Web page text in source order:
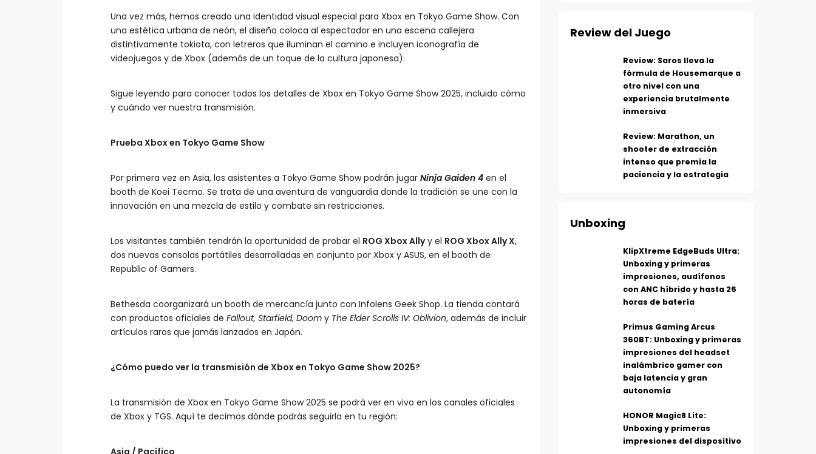
Una vez más, hemos creado una identidad visual especial para Xbox en Tokyo Game Show. Con
una estética urbana de neón, el diseño coloca al espectador en una escena callejera
distintivamente tokiota, con letreros que iluminan el camino e incluyen iconografía de
videojuegos y de Xbox (además de un toque de la cultura japonesa).
Sigue leyendo para conocer todos los detalles de Xbox en Tokyo Game Show 2025, incluido cómo
y cuándo ver nuestra transmisión.
Prueba Xbox en Tokyo Game Show
Por primera vez en Asia, los asistentes a Tokyo Game Show podrán jugar Ninja Gaiden 4 en el
booth de Koei Tecmo. Se trata de una aventura de vanguardia donde la tradición se une con la
innovación en una mezcla de estilo y combate sin restricciones.
Los visitantes también tendrán la oportunidad de probar el ROG Xbox Allyy el ROG Xbox Ally X,
dos nuevas consolas portátiles desarrolladas en conjunto por Xbox y ASUS, en el booth de
Republic of Gamers.
Bethesda coorganizará un booth de mercancía junto con Infolens Geek Shop. La tienda contará
con productos oficiales de Fallout, Starfield, Doom y The Elder Scrolls IV: Oblivion, además de incluir
artículos raros que jamás lanzados en Japón.
¿Cómo puedo ver la transmisión de Xbox en Tokyo Game Show 2025?
La transmisión de Xbox en Tokyo Game Show 2025 se podrá ver en vivo en los canales oficiales
de Xbox y TGS. Aquí te decimos dónde podrás seguirla en tu región:
Review del Juego
Review: Saros lleva la
fórmula de Housemarque a
otro nivel con una
experiencia brutalmente
inmersiva
Review: Marathon, un
shooter de extracción
intenso que premia la
paciencia y la estrategia
Unboxing
KlipXtreme EdgeBuds Ultra:
Unboxing y primeras
impresiones, audífonos
con ANC híbrido y hasta 26
horas de batería
Primus Gaming Arcus
360BT: Unboxing y primeras
impresiones del headset
inalámbrico gamer con
baja latencia y gran
autonomía
HONOR Magic8 Lite:
Unboxing y primeras
impresiones del dispositivo